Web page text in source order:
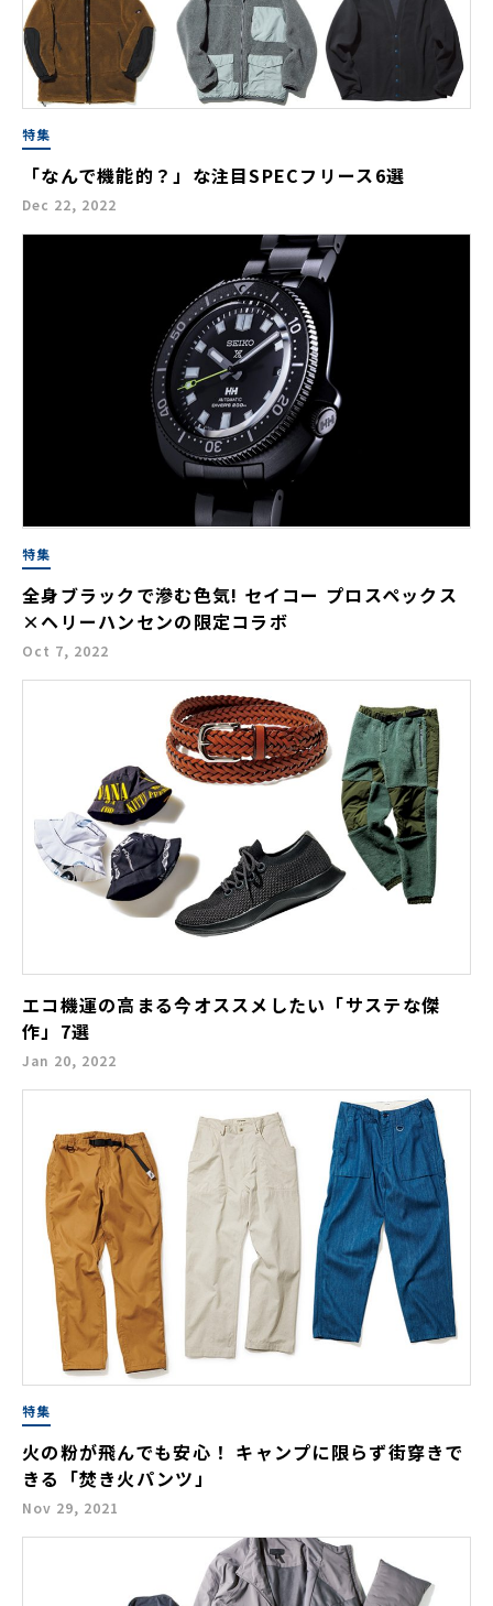
特集
「なんで機能的？」な注目SPECフリース6選
Dec 22, 2022
特集
全身ブラックで滲む色気! セイコー プロスペックス
×ヘリーハンセンの限定コラボ
Oct 7, 2022
エコ機運の高まる今オススメしたい「サステな傑
作」7選
Jan 20, 2022
特集
火の粉が飛んでも安心！ キャンプに限らず街穿きで
きる「焚き火パンツ」
Nov 29, 2021